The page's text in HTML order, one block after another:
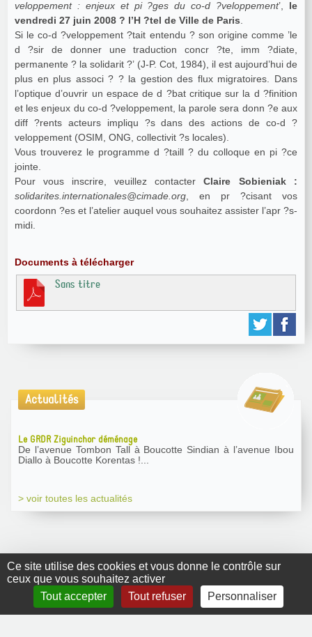
Ce site utilise des cookies et vous donne le contrôle sur
ceux que vous souhaitez activer
Tout accepter
Tout refuser Personnaliser
veloppement : enjeux et pi ?ges du co-d ?veloppement’, le
vendredi 27 juin 2008 ? l’H ?tel de Ville de Paris
Si le co-d ?veloppement ?tait entendu ? son origine comme ’le
d ?sir de donner une traduction concr ?te, imm ?diate,
permanente ? la solidarit ?’ (J-P. Cot, 1984), il est aujourd’hui de
plus en plus associ ? ? la gestion des flux migratoires. Dans
l’optique d’ouvrir un espace de d ?bat critique sur la d ?finition
et les enjeux du co-d ?veloppement, la parole sera donn ?e aux
diff ?rents acteurs impliqu ?s dans des actions de co-d ?
veloppement (OSIM, ONG, collectivit ?s locales).
Vous trouverez le programme d ?taill ? du colloque en pi ?ce
jointe.
Pour vous inscrire, veuillez contacter Claire Sobieniak :
solidarites.internationales@cimade.org , en pr ?cisant vos
coordonn ?es et l’atelier auquel vous souhaitez assister l’apr ?s-
midi.
Documents à télécharger
Sans titre
Actualités
Le GRDR Ziguinchor déménage
De l’avenue Tombon Tall à Boucotte Sindian à l’avenue Ibou
Diallo à Boucotte Korentas !...
> voir toutes les actualités
GRDR Copyright
2010 |RSS|Plan du site|Mentions légales|Contact